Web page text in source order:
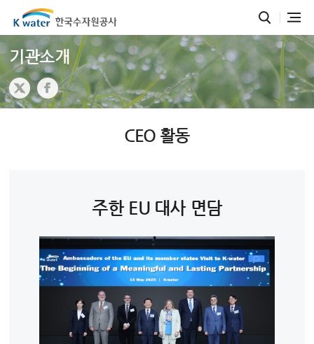
기관소개
CEO 활동
주한 EU 대사 면담